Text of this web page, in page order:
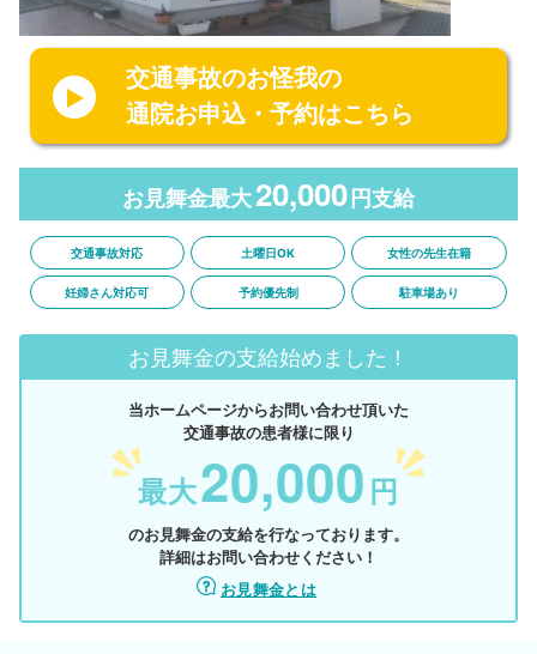
交通事故のお怪我の
通院お申込・予約はこちら
お見舞金最大20,000 円支給
交通事故対応 土曜日OK 女性の先生在籍
妊婦さん対応可 予約優先制 駐車場あり
お見舞金の支給始めました！
当ホームページからお問い合わせ頂いた
交通事故の患者様に限り
最大20,000 円
のお見舞金の支給を行なっております。
詳細はお問い合わせください！
お見舞金とは